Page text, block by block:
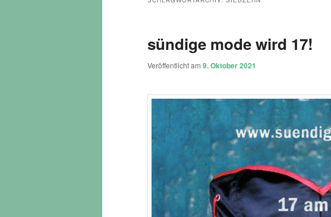
sündige mode wird 17!
Veröffentlicht am 9. Oktober 2021